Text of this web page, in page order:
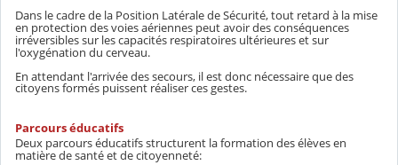
Dans le cadre de la Position Latérale de Sécurité, tout retard à la mise
en protection des voies aériennes peut avoir des conséquences
irréversibles sur les capacités respiratoires ultérieures et sur
l'oxygénation du cerveau.
En attendant l'arrivée des secours, il est donc nécessaire que des
citoyens formés puissent réaliser ces gestes.
Parcours éducatifs
Deux parcours éducatifs structurent la formation des élèves en
matière de santé et de citoyenneté: